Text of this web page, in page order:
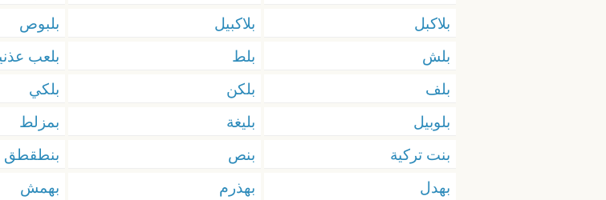
بلاكبل
بلاكبيل بلبوص
بلش
بلط بلعب
بلف
بلكن بلكي
بلوبيل
بليغة بمزلط
بنت تركية
بنص بنطقطق
بهدل
بهذرم بهمش